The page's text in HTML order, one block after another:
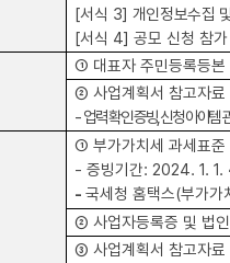
[서식 3] 개인정보수집
[서식 4] 공모 신청 참
① 대표자 주민등록등본
② 사업계획서 참고자
-업력 확인 증빙,신청 아이템
① 부가가치세 과세표준
- 증빙기간: 2024. 1.
- 국세청 홈택스(부가가
② 사업자등록증 및 법
③ 사업계획서 참고자